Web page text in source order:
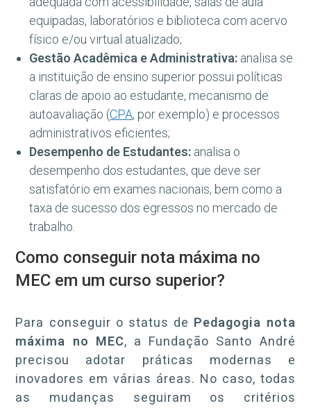
equipadas, laboratórios e biblioteca com acervo
físico e/ou virtual atualizado;
Gestão Acadêmica e Administrativa: analisa se
a instituição de ensino superior possui políticas
claras de apoio ao estudante, mecanismo de
autoavaliação (CPA, por exemplo) e processos
administrativos eficientes;
Desempenho de Estudantes: analisa o
desempenho dos estudantes, que deve ser
satisfatório em exames nacionais, bem como a
taxa de sucesso dos egressos no mercado de
trabalho.
Como conseguir nota máxima no
MEC em um curso superior?
Para conseguir o status de Pedagogia nota
máxima no MEC, a Fundação Santo André
precisou adotar práticas modernas e
inovadores em várias áreas. No caso, todas
as mudanças seguiram os critérios